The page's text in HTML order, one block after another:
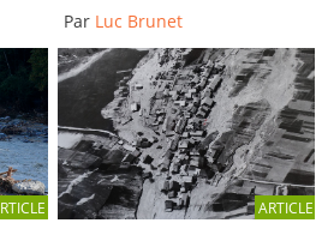
Par Luc Brunet
ARTICLE